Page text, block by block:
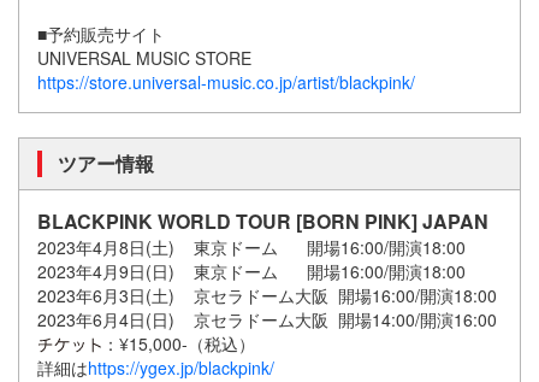
■予約販売サイト
UNIVERSAL MUSIC STORE
https://store.universal-music.co.jp/artist/blackpink/
ツアー情報
BLACKPINK WORLD TOUR [BORN PINK] JAPAN
2023年4月8日(土) 東京ドーム 開場16:00/開演18:00
2023年4月9日(日) 東京ドーム 開場16:00/開演18:00
2023年6月3日(土) 京セラドーム大阪 開場16:00/開演18:00
2023年6月4日(日) 京セラドーム大阪 開場14:00/開演16:00
：¥15,000-（税込）
詳細はhttps://ygex.jp/blackpink/